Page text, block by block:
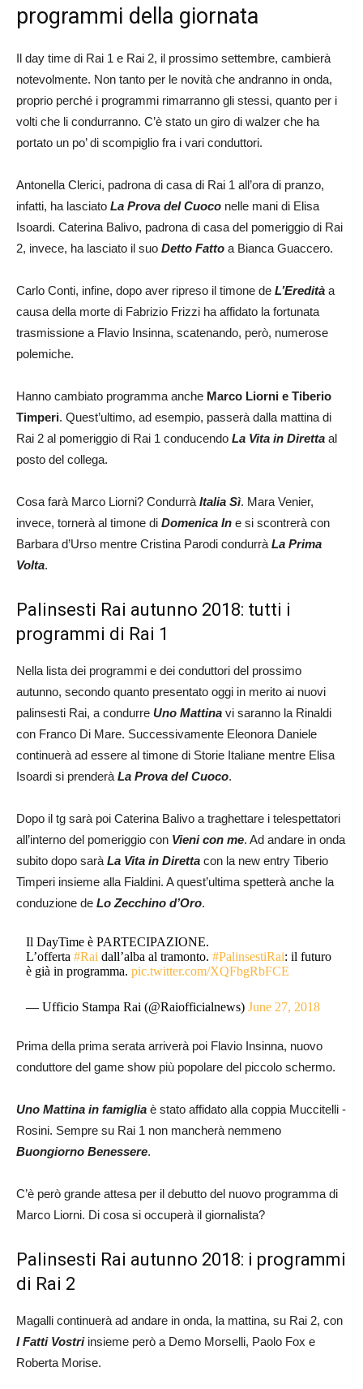
programmi della giornata
Il day time di Rai 1 e Rai 2, il prossimo settembre, cambierà
notevolmente. Non tanto per le novità che andranno in onda,
proprio perché i programmi rimarranno gli stessi, quanto per i
volti che li condurranno. C’è stato un giro di walzer che ha
portato un po’ di scompiglio fra i vari conduttori.
Antonella Clerici, padrona di casa di Rai 1 all’ora di pranzo,
infatti, ha lasciato La Prova del Cuoco nelle mani di Elisa
Isoardi. Caterina Balivo, padrona di casa del pomeriggio di Rai
2, invece, ha lasciato il suo Detto Fatto a Bianca Guaccero.
Carlo Conti, infine, dopo aver ripreso il timone de L’Eredità a
causa della morte di Fabrizio Frizzi ha affidato la fortunata
trasmissione a Flavio Insinna, scatenando, però, numerose
polemiche.
Hanno cambiato programma anche Marco Liorni e Tiberio
Timperi. Quest’ultimo, ad esempio, passerà dalla mattina di
Rai 2 al pomeriggio di Rai 1 conducendo La Vita in Diretta al
posto del collega.
Cosa farà Marco Liorni? Condurrà Italia Sì. Mara Venier,
invece, tornerà al timone di Domenica In e si scontrerà con
Barbara d’Urso mentre Cristina Parodi condurrà La Prima
Volta.
Palinsesti Rai autunno 2018: tutti i
programmi di Rai 1
Nella lista dei programmi e dei conduttori del prossimo
autunno, secondo quanto presentato oggi in merito ai nuovi
palinsesti Rai, a condurre Uno Mattina vi saranno la Rinaldi
con Franco Di Mare. Successivamente Eleonora Daniele
continuerà ad essere al timone di Storie Italiane mentre Elisa
Isoardi si prenderà La Prova del Cuoco.
Dopo il tg sarà poi Caterina Balivo a traghettare i telespettatori
all’interno del pomeriggio con Vieni con me. Ad andare in onda
subito dopo sarà La Vita in Diretta con la new entry Tiberio
Timperi insieme alla Fialdini. A quest’ultima spetterà anche la
conduzione de Lo Zecchino d’Oro.
Il DayTime è PARTECIPAZIONE.
L’offerta#Rai dall’alba al tramonto.#PalinsestiRai: il futuro
è già in programma.pic.twitter.com/XQFbgRbFCE
— Ufficio Stampa Rai (@Raiofficialnews)June 27, 2018
Prima della prima serata arriverà poi Flavio Insinna, nuovo
conduttore del game show più popolare del piccolo schermo.
Uno Mattina in famiglia è stato affidato alla coppia Muccitelli -
Rosini. Sempre su Rai 1 non mancherà nemmeno
Buongiorno Benessere.
C’è però grande attesa per il debutto del nuovo programma di
Marco Liorni. Di cosa si occuperà il giornalista?
Palinsesti Rai autunno 2018: i programmi
di Rai 2
Magalli continuerà ad andare in onda, la mattina, su Rai 2, con
I Fatti Vostriinsieme però a Demo Morselli, Paolo Fox e
Roberta Morise.